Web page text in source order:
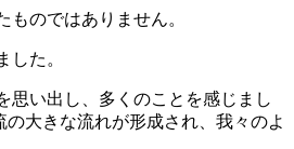
のではありません。
た。
思い出し、多くのことを感じまし
大きな流れが形成され、我々のよ